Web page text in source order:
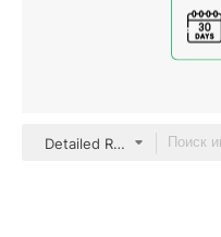
Detailed Rounded Lineal